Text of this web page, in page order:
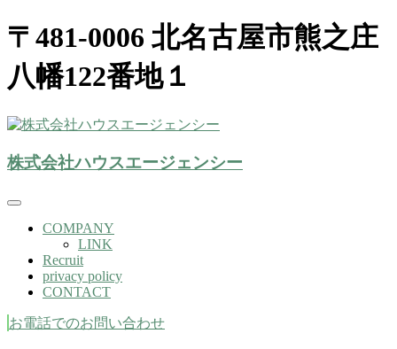
〒481-0006 北名古屋市熊之庄
八幡122番地１
株式会社ハウスエージェンシー
株式会社ハウスエージェンシー
COMPANY
LINK
Recruit
privacy policy
CONTACT
お電話でのお問い合わせ